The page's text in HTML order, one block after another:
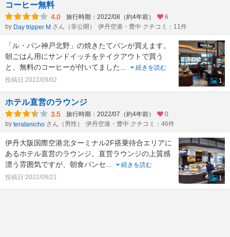
コーヒー無料
4.0 旅行時期：2022/08（約4年前）
6
by Day tripper M さん（非公開） 伊丹空港・豊中 クチコミ：11件
「ル・パン神戸北野」の焼きたてパンが買えます。
朝ごはん用にサンドイッチをテイクアウトで買う
と、無料のコーヒーが付いてました
続きを読む
投稿日:2022/09/02
1
ホテル直営のラウンジ
3.5 旅行時期：2022/07（約4年前）
0
by teratanicho さん（男性） 伊丹空港・豊中 クチコミ：46件
伊丹大阪国際空港北ターミナル2F搭乗待合エリアに
あるホテル直営のラウンジ。直営ラウンジの上質感
漂う雰囲気ですが、朝食パンセ
続きを読む
投稿日:2022/09/21
1